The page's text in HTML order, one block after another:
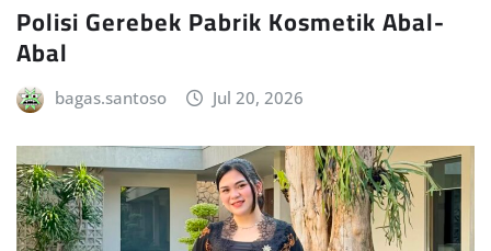
Polisi Gerebek Pabrik Kosmetik Abal-
Abal
bagas.santoso Jul 20, 2026